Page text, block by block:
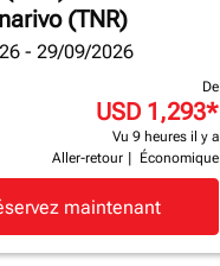
(TNR)
- 29/09/2026
De
USD 1,293*
Vu 9 heures il y a
Aller-retour
Économique
maintenant